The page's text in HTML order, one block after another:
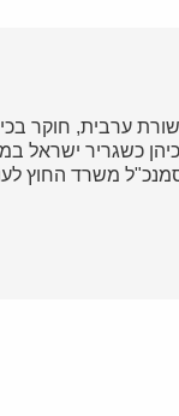
ערבית, חוקר
כיהן כשגריר
משרד החוץ